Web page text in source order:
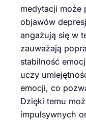
medytacji może
objawów
angażują się w
zauważają
stabilność
uczy
emocji, co
Dzięki temu
impulsywnych